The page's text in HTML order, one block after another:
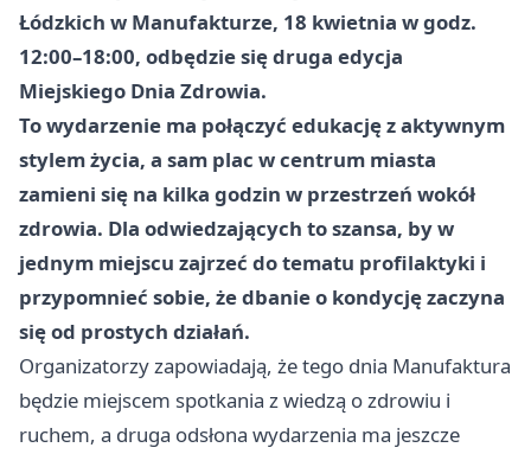
Łódzkich w Manufakturze, 18 kwietnia w godz.
12:00–18:00, odbędzie się druga edycja
Miejskiego Dnia Zdrowia.
To wydarzenie ma połączyć edukację z aktywnym
stylem życia, a sam plac w centrum miasta
zamieni się na kilka godzin w przestrzeń wokół
zdrowia. Dla odwiedzających to szansa, by w
jednym miejscu zajrzeć do tematu profilaktyki i
przypomnieć sobie, że dbanie o kondycję zaczyna
się od prostych działań.
Organizatorzy zapowiadają, że tego dnia Manufaktura
będzie miejscem spotkania z wiedzą o zdrowiu i
ruchem, a druga odsłona wydarzenia ma jeszcze